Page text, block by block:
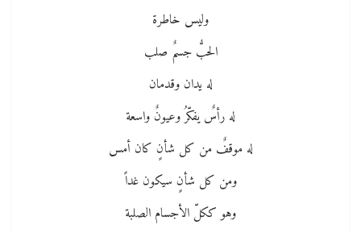
وليس خاطرة
الحبُّ جسمٌ صلب
له يدان وقدمان
له رأسٌ يفكّرُ وعيونٌ واسعة
له موقفٌ من كل شأنٍ كان أمس
ومن كل شأنٍ سيكون غداً
وهو ككلّ الأجسام الصلبة